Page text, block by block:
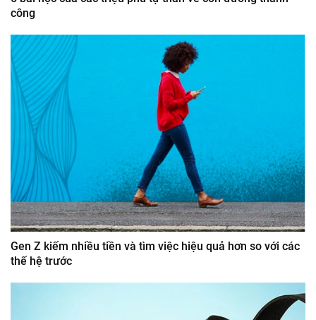
công
Gen Z kiếm nhiều tiền và tìm việc hiệu quả hơn so với các
thế hệ trước